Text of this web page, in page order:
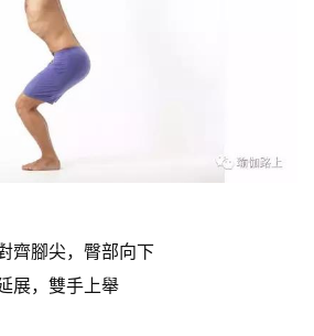
齊腳尖，臀部向下
展，雙手上舉